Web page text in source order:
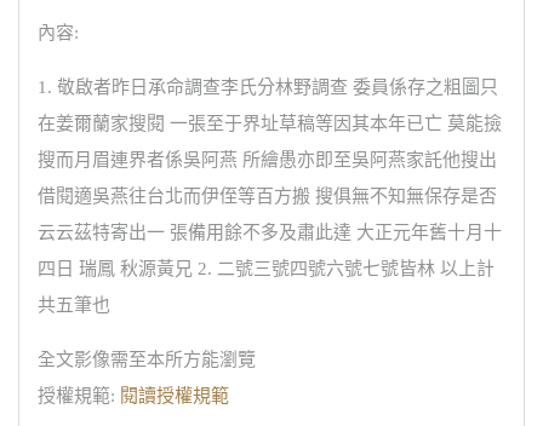
內容:
1. 敬啟者昨日承命調查李氏分林野調查 委員係存之粗圖只
在姜爾蘭家搜閱 一張至于界址草稿等因其本年已亡 莫能撿
搜而月眉連界者係吳阿燕 所繪愚亦即至吳阿燕家託他搜出
借閱適吳燕往台北而伊侄等百方搬 搜俱無不知無保存是否
云云茲特寄出一 張備用餘不多及肅此達 大正元年舊十月十
四日 瑞鳳 秋源黃兄 2. 二號三號四號六號七號皆林 以上計
共五筆也
全文影像需至本所方能瀏覽
授權規範: 閱讀授權規範